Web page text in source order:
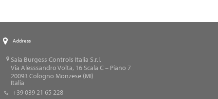
Address
Saia Burgess Controls Italia S.r.l.
Via Alesssandro Volta, 16 Scala C – Piano 7
20093 Cologno Monzese (MI)
Italia
+39 039 21 65 228